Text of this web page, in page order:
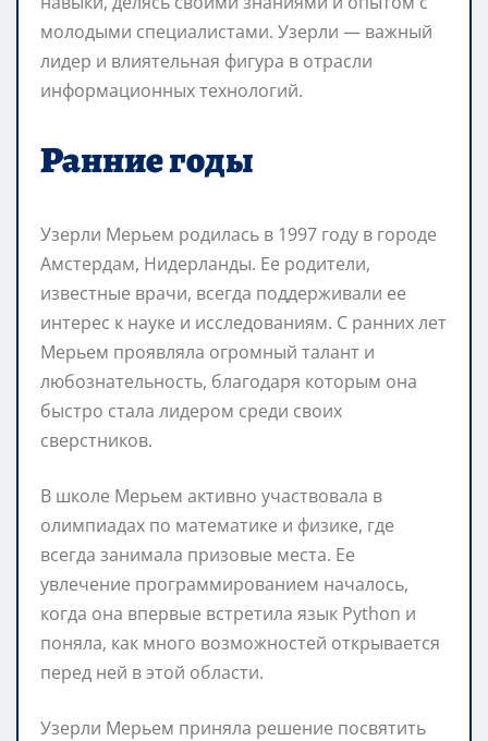
молодыми специалистами. Узерли — важный
лидер и влиятельная фигура в отрасли
информационных технологий.
Ранние годы
Узерли Мерьем родилась в 1997 году в городе
Амстердам, Нидерланды. Ее родители,
известные врачи, всегда поддерживали ее
интерес к науке и исследованиям. С ранних лет
Мерьем проявляла огромный талант и
любознательность, благодаря которым она
быстро стала лидером среди своих
сверстников.
В школе Мерьем активно участвовала в
олимпиадах по математике и физике, где
всегда занимала призовые места. Ее
увлечение программированием началось,
когда она впервые встретила язык Python и
поняла, как много возможностей открывается
перед ней в этой области.
Узерли Мерьем приняла решение посвятить